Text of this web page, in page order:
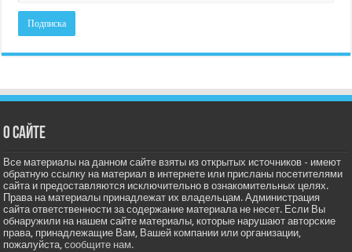
О сайте
Все материалы на данном сайте взяты из открытых источников - имеют
обратную ссылку на материал в интернете или присланы посетителями
сайта и предоставляются исключительно в ознакомительных целях.
Права на материалы принадлежат их владельцам. Администрация
сайта ответственности за содержание материала не несет. Если Вы
обнаружили на нашем сайте материалы, которые нарушают авторские
права, принадлежащие Вам, Вашей компании или организации,
пожалуйста,сообщите нам.